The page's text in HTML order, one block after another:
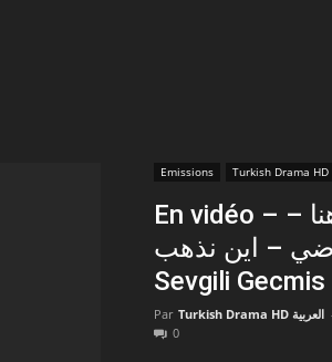
Emissions Turkish Drama HD
En vidéo – دعنا نذهب من هنا –
– اين نذهب! |
Sevgili Gecmis
Par Turkish Drama HD العربية
0